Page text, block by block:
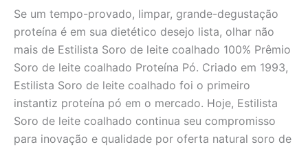
Se um tempo-provado, limpar, grande-degustação
proteína é em sua dietético desejo lista, olhar não
mais de Estilista Soro de leite coalhado 100% Prêmio
Soro de leite coalhado Proteína Pó. Criado em 1993,
Estilista Soro de leite coalhado foi o primeiro
instantiz proteína pó em o mercado. Hoje, Estilista
Soro de leite coalhado continua seu compromisso
para inovação e qualidade por oferta natural soro de